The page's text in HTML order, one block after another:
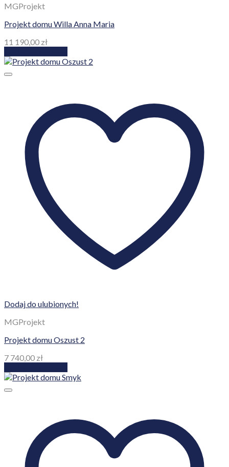
MGProjekt
Projekt domu Willa Anna Maria
11 190,00 zł
Dodaj do ulubionych!
MGProjekt
Projekt domu Oszust 2
7 740,00 zł